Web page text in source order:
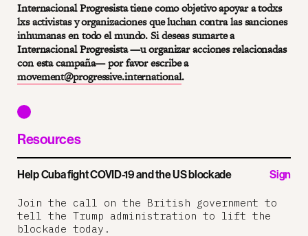
Internacional Progresista tiene como objetivo apoyar a todxs
lxs activistas y organizaciones que luchan contra las sanciones
inhumanas en todo el mundo. Si deseas sumarte a
Internacional Progresista —u organizar acciones relacionadas
con esta campaña— por favor escribe a
movement@progressive.international.
Resources
Help Cuba fight COVID-19 and the US blockade Sign
Join the call on the British government to
tell the Trump administration to lift the
blockade today.